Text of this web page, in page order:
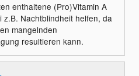
enthaltene (Pro)Vitamin A
z.B. Nachtblindheit helfen, da
mangelnden
resultieren kann.